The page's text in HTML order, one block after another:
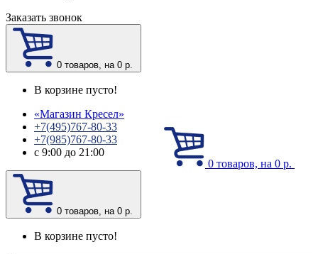
Заказать звонок
0 товаров, на 0 р.
В корзине пусто!
0 товаров, на 0 р.
«Магазин Кресел»
+7(495)767-80-33
+7(985)767-80-33
с 9:00 до 21:00
0 товаров, на 0 р.
В корзине пусто!